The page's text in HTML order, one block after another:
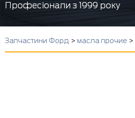
Професіонали з 1999 року
Запчастини Форд > масла прочие >